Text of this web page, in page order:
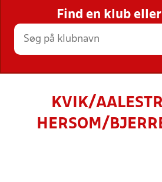
STILLINGER,
HOLD
Find en klub
KVIK/
HERSOM/